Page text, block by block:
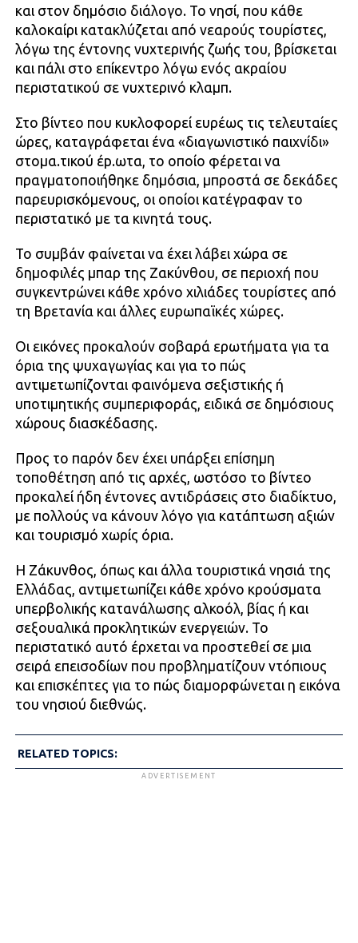
και στον δημόσιο διάλογο. Το νησί, που κάθε
καλοκαίρι κατακλύζεται από νεαρούς τουρίστες,
λόγω της έντονης νυχτερινής ζωής του, βρίσκεται
και πάλι στο επίκεντρο λόγω ενός ακραίου
περιστατικού σε νυχτερινό κλαμπ.
Στο βίντεο που κυκλοφορεί ευρέως τις τελευταίες
ώρες, καταγράφεται ένα «διαγωνιστικό παιχνίδι»
στομα.τıκού έp.ωτα, το οποίο φέρεται να
πραγματοποιήθηκε δημόσια, μπροστά σε δεκάδες
παρευρισκόμενους, οι οποίοι κατέγραφαν το
περιστατικό με τα κινητά τους.
Το συμβάν φαίνεται να έχει λάβει χώρα σε
δημοφιλές μπαρ της Ζακύνθου, σε περιοχή που
συγκεντρώνει κάθε χρόνο χιλιάδες τουρίστες από
τη Βρετανία και άλλες ευρωπαϊκές χώρες.
Οι εικόνες προκαλούν σοβαρά ερωτήματα για τα
όρια της ψυχαγωγίας και για το πώς
αντιμετωπίζονται φαινόμενα σεξιστικής ή
υποτιμητικής συμπεριφοράς, ειδικά σε δημόσιους
χώρους διασκέδασης.
Προς το παρόν δεν έχει υπάρξει επίσημη
τοποθέτηση από τις αρχές, ωστόσο το βίντεο
προκαλεί ήδη έντονες αντιδράσεις στο διαδίκτυο,
με πολλούς να κάνουν λόγο για κατάπτωση αξιών
και τουρισμό χωρίς όρια.
Η Ζάκυνθος, όπως και άλλα τουριστικά νησιά της
Ελλάδας, αντιμετωπίζει κάθε χρόνο κρούσματα
υπερβολικής κατανάλωσης αλκοόλ, βίας ή και
σεξουαλικά προκλητικών ενεργειών. Το
περιστατικό αυτό έρχεται να προστεθεί σε μια
σειρά επεισοδίων που προβληματίζουν ντόπιους
και επισκέπτες για το πώς διαμορφώνεται η εικόνα
του νησιού διεθνώς.
RELATED TOPICS:
ADVERTISEMENT